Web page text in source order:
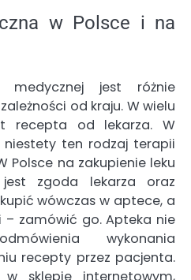
w Polsce i na
medycznej jest różnie
od kraju. W wielu
recepta od lekarza. W
niestety ten rodzaj terapii
Polsce na zakupienie leku
zgoda lekarza oraz
wówczas w aptece, a
– zamówić go. Apteka nie
wykonania
recepty przez pacjenta.
sklepie internetowym,